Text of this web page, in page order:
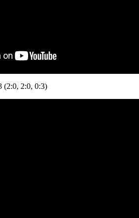
(2:0, 2:0, 0:3)